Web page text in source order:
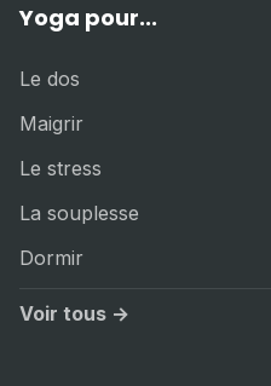
Yoga pour...
Le dos
Maigrir
Le stress
La souplesse
Dormir
Voir tous →